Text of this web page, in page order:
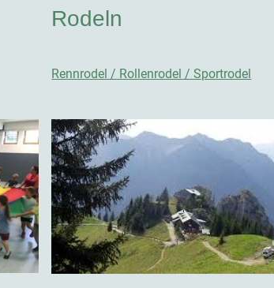
Rodeln
Rennrodel / Rollenrodel / Sportrodel